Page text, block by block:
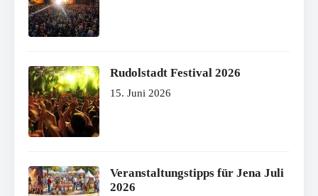
Rudolstadt Festival 2026
15. Juni 2026
Veranstaltungstipps für Jena Juli
2026